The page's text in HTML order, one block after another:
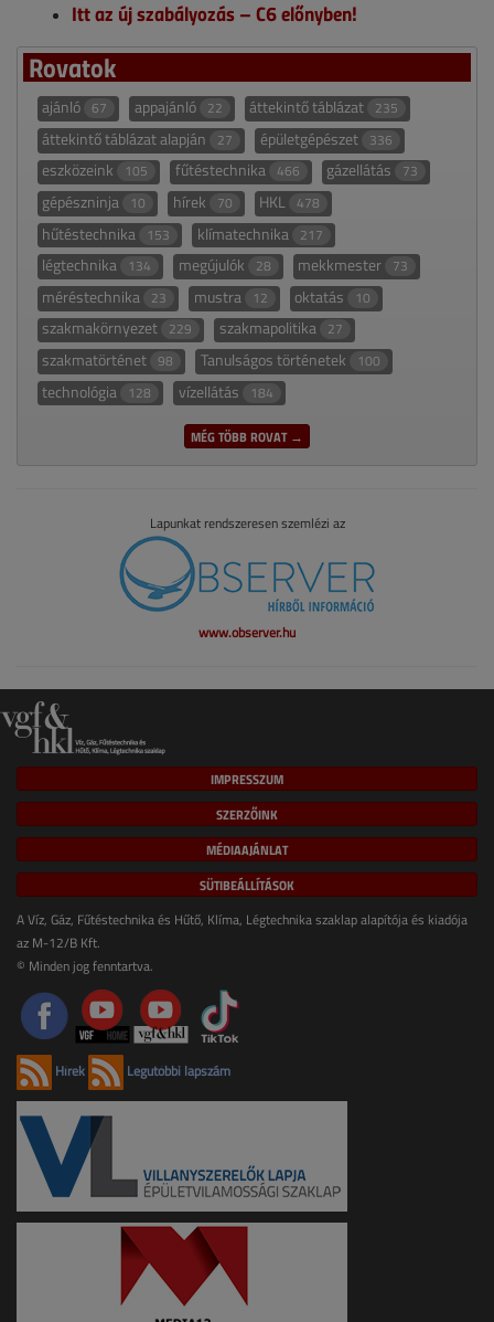
Itt az új szabályozás – C6 előnyben!
Rovatok
ajánló 67 appajánló 22 áttekintő táblázat 235
áttekintő táblázat alapján 27 épületgépészet 336
eszközeink 105 fűtéstechnika 466 gázellátás 73
gépészninja 10 hírek 70 HKL 478
hűtéstechnika 153 klímatechnika 217
légtechnika 134 megújulók 28 mekkmester 73
méréstechnika 23 mustra 12 oktatás 10
szakmakörnyezet 229 szakmapolitika 27
szakmatörténet 98 Tanulságos történetek 100
technológia 128 vízellátás 184
MÉG TÖBB ROVAT →
Lapunkat rendszeresen szemlézi az
www.observer.hu
IMPRESSZUM
SZERZŐINK
MÉDIAAJÁNLAT
SÜTIBEÁLLÍTÁSOK
A Víz, Gáz, Fűtéstechnika és Hűtő, Klíma, Légtechnika szaklap alapítója és kiadója
az M-12/B Kft.
© Minden jog fenntartva.
Hírek Legutóbbi lapszám